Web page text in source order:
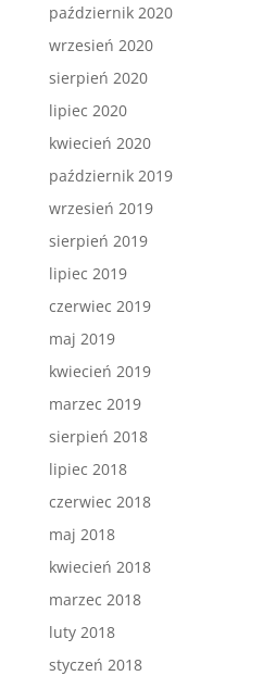
październik 2020
wrzesień 2020
sierpień 2020
lipiec 2020
kwiecień 2020
październik 2019
wrzesień 2019
sierpień 2019
lipiec 2019
czerwiec 2019
maj 2019
kwiecień 2019
marzec 2019
sierpień 2018
lipiec 2018
czerwiec 2018
maj 2018
kwiecień 2018
marzec 2018
luty 2018
styczeń 2018